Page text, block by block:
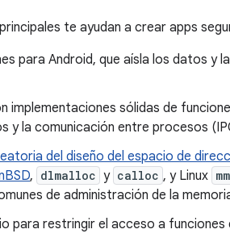
te ayudan a crear apps
para Android, que aísla los datos y
implementaciones sólidas de
y la comunicación entre procesos
del diseño del espacio de
, dlmalloc y calloc , y Linux
de administración de la
para restringir el acceso a